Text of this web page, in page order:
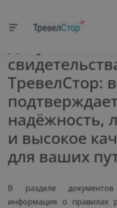
Главная
ТревелСтор:
надёжность,
и высокое
для ваших
В разделе
информация о правилах